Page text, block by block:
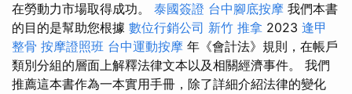
在勞動力市場取得成功。 泰國簽證 台中腳底按摩 我們本書
的目的是幫助您根據 數位行銷公司 新竹 推拿 2023 逢甲
整骨 按摩證照班 台中運動按摩 年《會計法》規則，在帳戶
類別分組的層面上解釋法律文本以及相關經濟事件。 我們
推薦這本書作為一本實用手冊，除了詳細介紹法律的變化